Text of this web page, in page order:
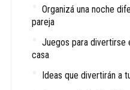
Organizá una noche
pareja
Juegos para divertirse
casa
Ideas que divertirán a